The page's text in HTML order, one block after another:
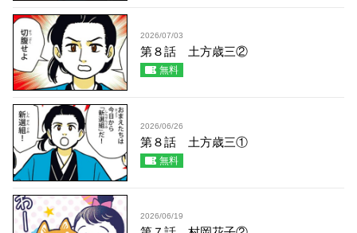
2026/07/03
第８話 土方歳三②
無料
2026/06/26
第８話 土方歳三①
無料
2026/06/19